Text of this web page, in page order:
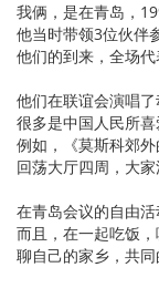
我俩，是在青岛，
他当时带领3位伙伴
他们的到来，全场代
他们在联谊会演唱了
很多是中国人民所喜
例如，《莫斯科郊
回荡大厅四周，大家
在青岛会议的自由活
而且，在一起吃饭，
聊自己的家乡，共同